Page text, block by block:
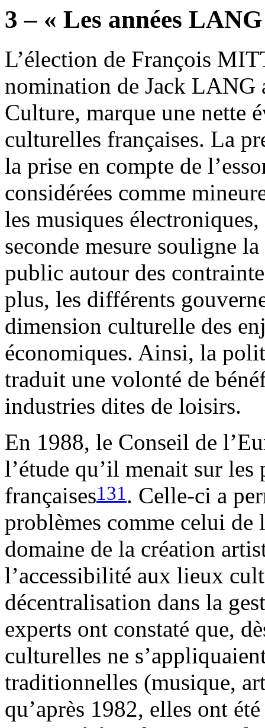
3 – « Les années
L’élection de François
nomination de Jack
Culture, marque une nette
culturelles françaises. La
la prise en compte de
considérées comme
les musiques
seconde mesure souligne
public autour des
plus, les différents
dimension culturelle des
économiques. Ainsi, la
traduit une volonté de
industries dites de loisirs.
En 1988, le Conseil de
l’étude qu’il menait sur
françaises131. Celle-ci a
problèmes comme celui de
domaine de la création
l’accessibilité aux lieux
décentralisation dans la
experts ont constaté que,
culturelles ne
traditionnelles (musique,
qu’après 1982, elles ont